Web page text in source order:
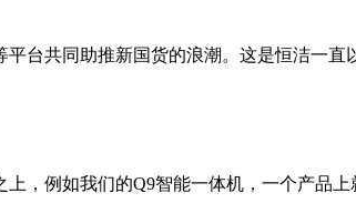
台共同助推新国货的浪潮。这是恒洁一
，例如我们的Q9智能一体机，一个产品